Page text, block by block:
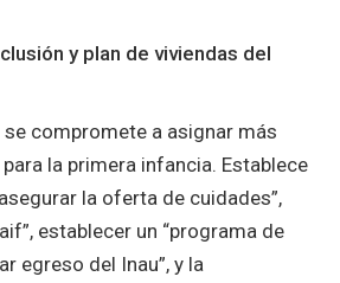
y plan de viviendas del
compromete a asignar más
la primera infancia. Establece
la oferta de cuidades”,
establecer un “programa de
egreso del Inau”, y la